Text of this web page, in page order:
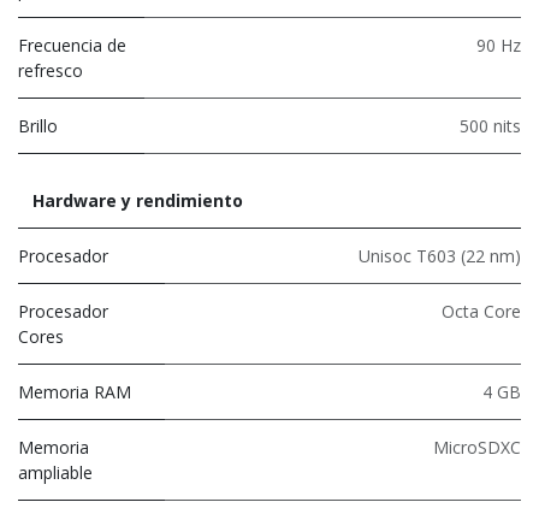
Frecuencia de
refresco
90 Hz
Brillo 500 nits
Hardware y rendimiento
Procesador Unisoc T603 (22 nm)
Procesador
Cores
Octa Core
Memoria RAM 4 GB
Memoria
ampliable
MicroSDXC